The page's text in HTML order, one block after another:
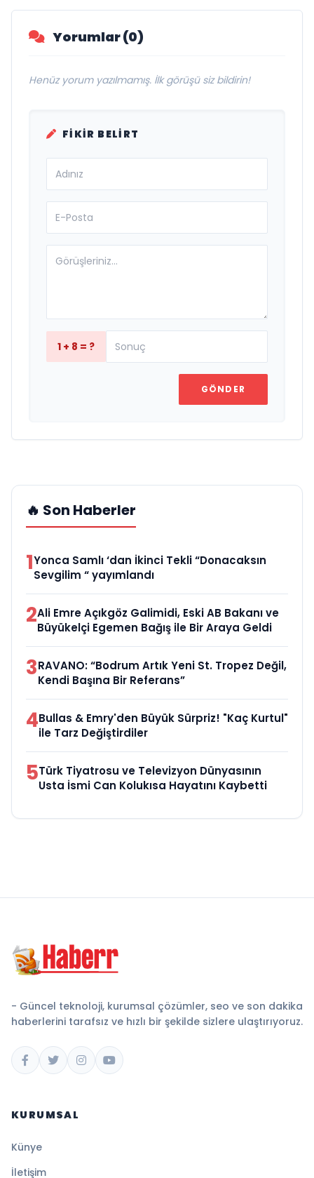
Yorumlar (0)
Henüz yorum yazılmamış. İlk görüşü siz bildirin!
FIKIR BELIRT
1 + 8 = ?
GÖNDER
🔥 Son Haberler
1Yonca Samlı ‘dan İkinci Tekli “Donacaksın
Sevgilim “ yayımlandı
2Ali Emre Açıkgöz Galimidi, Eski AB Bakanı ve
Büyükelçi Egemen Bağış ile Bir Araya Geldi
3RAVANO: “Bodrum Artık Yeni St. Tropez Değil,
Kendi Başına Bir Referans”
4Bullas & Emry'den Büyük Sürpriz! "Kaç Kurtul"
ile Tarz Değiştirdiler
5Türk Tiyatrosu ve Televizyon Dünyasının
Usta İsmi Can Kolukısa Hayatını Kaybetti
- Güncel teknoloji, kurumsal çözümler, seo ve son dakika
haberlerini tarafsız ve hızlı bir şekilde sizlere ulaştırıyoruz.
KURUMSAL
Künye
İletişim